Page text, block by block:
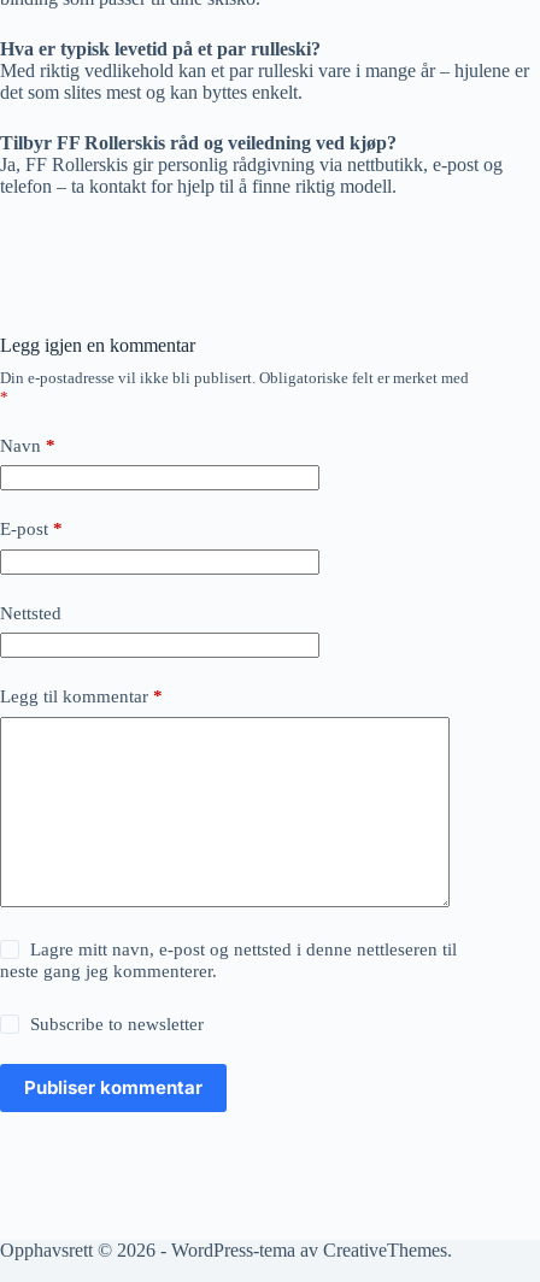
Hva er typisk levetid på et par rulleski?
Med riktig vedlikehold kan et par rulleski vare i mange år – hjulene er
det som slites mest og kan byttes enkelt.
Tilbyr FF Rollerskis råd og veiledning ved kjøp?
Ja, FF Rollerskis gir personlig rådgivning via nettbutikk, e-post og
telefon – ta kontakt for hjelp til å finne riktig modell.
Legg igjen en kommentar
Din e-postadresse vil ikke bli publisert. Obligatoriske felt er merket med
*
Navn *
E-post *
Nettsted
Legg til kommentar *
Lagre mitt navn, e-post og nettsted i denne nettleseren til
neste gang jeg kommenterer.
Subscribe to newsletter
Publiser kommentar
Opphavsrett © 2026 - WordPress-tema av CreativeThemes.